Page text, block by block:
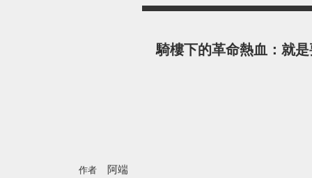
騎樓下的革命熱血：就
作者 阿端